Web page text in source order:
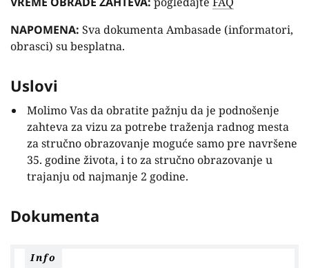
NAPOMENA: Sva dokumenta Ambasade (informatori,
obrasci) su besplatna.
Uslovi
Molimo Vas da obratite pažnju da je podnošenje
zahteva za vizu za potrebe traženja radnog mesta
za stručno obrazovanje moguće samo pre navršene
35. godine života, i to za stručno obrazovanje u
trajanju od najmanje 2 godine.
Dokumenta
Info